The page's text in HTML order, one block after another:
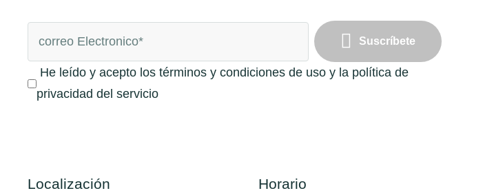
Suscríbete
He leído y acepto los términos y condiciones de uso y la política de
privacidad del servicio
Localización Horario